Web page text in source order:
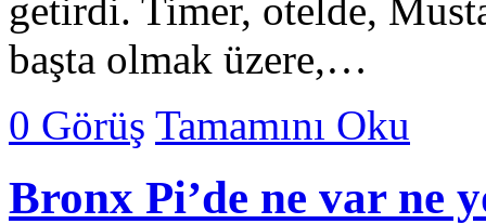
getirdi. Timer, otelde,
başta olmak üzere,…
0 Görüş Tamamını Oku
Bronx Pi’de ne var ne